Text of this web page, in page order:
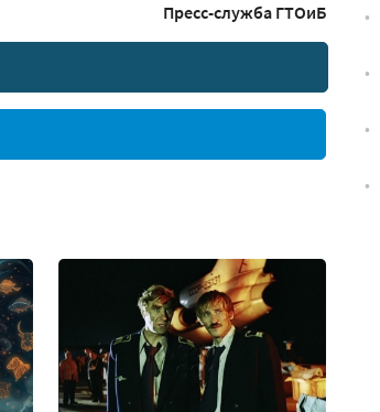
Пресс-служба ГТОиБ